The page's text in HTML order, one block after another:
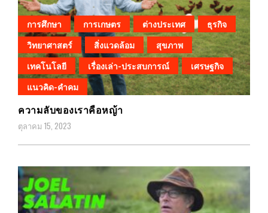
การศึกษา การเกษตร ต่างประเทศ
ธุรกิจ
วิทยาศาสตร์
สิ่งแวดล้อม
สุขภาพ
เทคโนโลยี
เรื่องเล่า-ประสบการณ์
เศรษฐกิจ
แนวคิด-คำคม
ความลับของเราคือหญ้า
ตุลาคม 15, 2023